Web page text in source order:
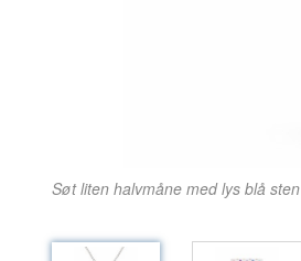
Søt liten halvmåne med lys blå sten